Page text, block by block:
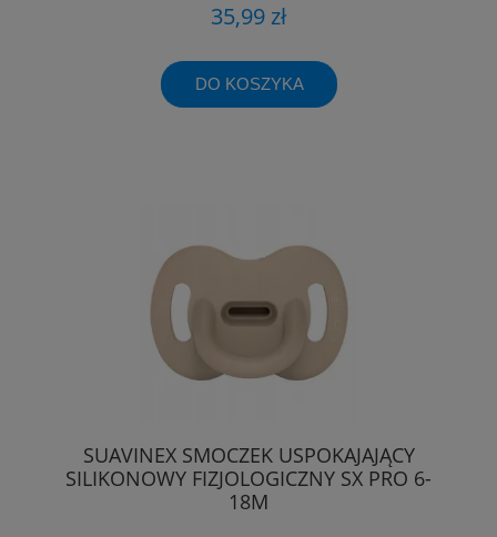
35,99 zł
DO KOSZYKA
SUAVINEX SMOCZEK USPOKAJAJĄCY
SILIKONOWY FIZJOLOGICZNY SX PRO 6-
18M